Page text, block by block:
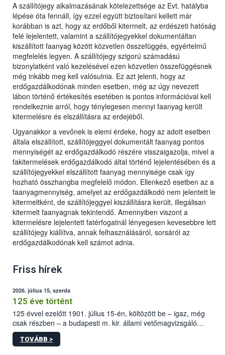
A szállítójegy alkalmazásának kötelezettsége az Evt. hatályba
lépése óta fennáll, így ezzel együtt biztosítani kellett már
korábban is azt, hogy az erdőből kitermelt, az erdészeti hatóság
felé lejelentett, valamint a szállítójegyekkel dokumentáltan
kiszállított faanyag között közvetlen összefüggés, egyértelmű
megfelelés legyen. A szállítójegy szigorú számadású
bizonylatként való kezelésével ezen közvetlen összefüggésnek
még inkább meg kell valósulnia. Ez azt jelenti, hogy az
erdőgazdálkodónak minden esetben, még az úgy nevezett
lábon történő értékesítés esetében is pontos információval kell
rendelkeznie arról, hogy ténylegesen mennyi faanyag került
kitermelésre és elszállításra az erdejéből.
Ugyanakkor a vevőnek is elemi érdeke, hogy az adott esetben
általa elszállított, szállítójeggyel dokumentált faanyag pontos
mennyiségét az erdőgazdálkodó részére visszaigazolja, mivel a
fakitermelések erdőgazdálkodó által történő lejelentésében és a
szállítójegyekkel elszállított faanyag mennyisége csak így
hozható összhangba megfelelő módon. Ellenkező esetben az a
faanyagmennyiség, amelyet az erdőgazdálkodó nem jelentett le
kitermeltként, de szállítójeggyel kiszállításra került, illegálisan
kitermelt faanyagnak tekintendő. Amennyiben viszont a
kitermelésre lejelentett fatérfogatnál lényegesen kevesebbre lett
szállítójegy kiállítva, annak felhasználásáról, sorsáról az
erdőgazdálkodónak kell számot adnia.
Friss hírek
2026. július 15, szerda
125 éve történt
125 évvel ezelőtt 1901. július 15-én, költözött be – igaz, még
csak részben – a budapesti m. kir. állami vetőmagvizsgáló
állomás a Kis Rókus utca 15. szám alatti, Czigler Győző által
tervezett új épületébe.
TOVÁBB >